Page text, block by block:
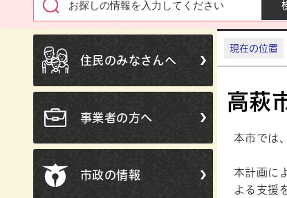
住民のみなさんへ
事業者の方へ
市政の情報
現在の位置
高萩
本市では
本計画に
よる支援